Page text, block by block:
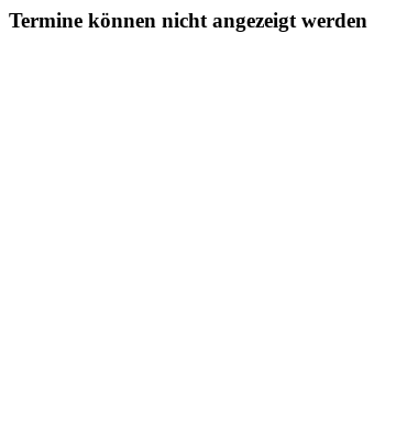
Termine können nicht angezeigt werden